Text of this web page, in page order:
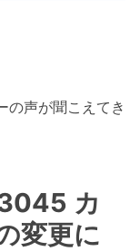
の声が聞こえてき
カ
変更に